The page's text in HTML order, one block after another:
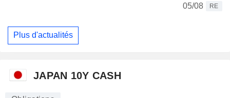
05/08
RE
Plus d'actualités
JAPAN 10Y CASH